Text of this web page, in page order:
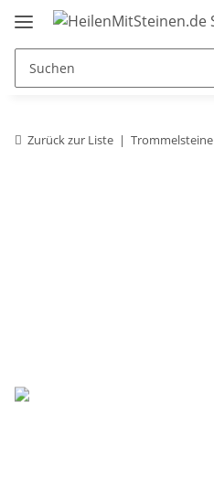
Zurück zur Liste Trommelsteine